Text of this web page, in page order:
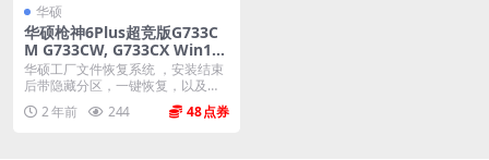
华硕
华硕枪神6Plus超竞版G733C
M G733CW, G733CX Win11
原厂系统 工厂模式 带ASUS R
ecovery恢复功能
华硕工厂文件恢复系统 ，安装结束
后带隐藏分区，一键恢复，以及机
器所有驱动软件。 ...
2 年前 244 48